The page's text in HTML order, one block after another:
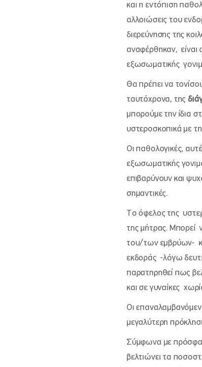
και η εντόπιση
αλλοιώσεις του
διερεύνησης της
αναφέρθηκαν, είναι
εξωσωματικής
Θα πρέπει να
ταυτόχρονα, της
μπορούμε την ίδια
υστεροσκοπικά με
Οι παθολογικές,
εξωσωματικής
επιβαρύνουν και
σημαντικές.
Το όφελος της
της μήτρας. Μπορεί
του/των εμβρύων-
εκδοράς -λόγω
παρατηρηθεί πως
και σε γυναίκες
Οι
μεγαλύτερη
Σύμφωνα με
βελτιώνει τα